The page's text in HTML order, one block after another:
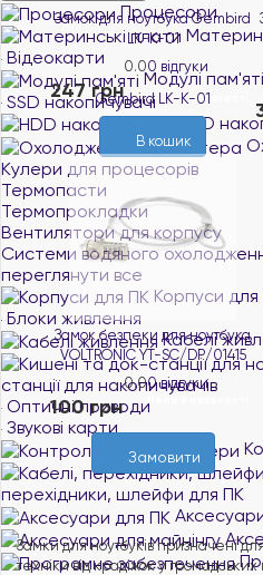
Процесори
Відеокарти
Модулі пам'яті
SSD накопичувачі
HDD
Кулери для процесорів
Термопасти
Термопрокладки
Вентилятори для корпусу
Системи водяного
переглянути все
Корпуси
Блоки живлення
Кабелі
станції для накопичувачів
Оптичні приводи
Звукові карти
перехідники, шлейфи для ПК
Замок для ноутбука Gembird
LK-K-01
0.00 відгуки
В наявності
247 грн
В кошик
Замок безпеки для ноутбука
VOLTRONIC YT-SC/DP/01415
0.00 відгуки
100 грн
Замовити
Замки для ноутбуків призначені
техніки від крадіжок у